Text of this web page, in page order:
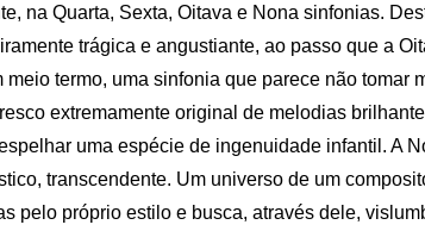
na Quarta, Sexta, Oitava e Nona sinfonias.
trágica e angustiante, ao passo que a
meio termo, uma sinfonia que parece não tomar
extremamente original de melodias
uma espécie de ingenuidade infantil. A
transcendente. Um universo de um
pelo próprio estilo e busca, através dele,